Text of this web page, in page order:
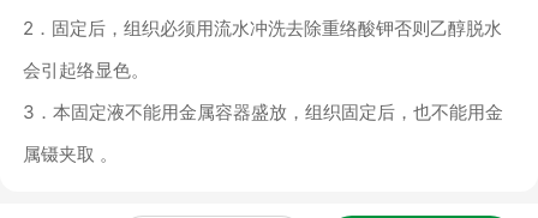
2 ．固定后，组织必须用流水冲洗去除重络酸钾否则乙醇脱水
会引起络显色。
3 ．本固定液不能用金属容器盛放，组织固定后，也不能用金
属镊夹取 。